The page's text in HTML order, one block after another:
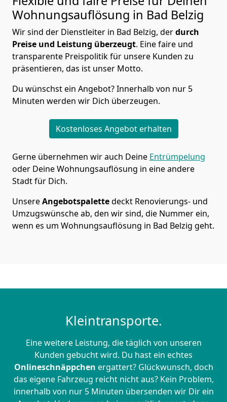
Wohnungsauflösung in Bad Belzig
Wir sind der Dienstleiter in Bad Belzig, derdurch
Preise und Leistung überzeugt. Eine faire und
transparente Preispolitik für unsere Kunden zu
präsentieren, das ist unser Motto.
Du wünschst ein Angebot? Innerhalb von nur 5
Minuten werden wir Dich überzeugen.
Kostenloses Angebot erhalten
Gerne übernehmen wir auch Deine Entrümpelung
oder Deine Wohnungsauflösung in eine andere
Stadt für Dich.
UnsereAngebotspalettedeckt Renovierungs- und
Umzugswünsche ab, den wir sind, die Nummer ein,
wenn es um Wohnungsauflösung in Bad Belzig geht.
Kleintransporte.
Eine weitere Leistung, die täglich von unseren
Kunden gebucht wird. Du hast ein echtes
Onlineschnäppchen ergattert? Glückwunsch, doch
das eigene Fahrzeug reicht nicht aus? Kein Problem,
innerhalb von nur 5 Minuten übersenden wir Dir ein